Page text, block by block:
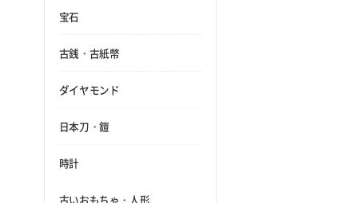
宝石
古銭・古紙幣
ダイヤモンド
日本刀・鎧
時計
古いおもちゃ・人形